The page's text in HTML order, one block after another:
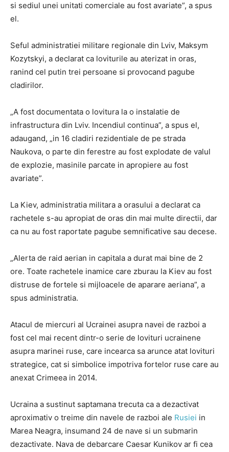
si sediul unei unitati comerciale au fost avariate”, a spus
el.
Seful administratiei militare regionale din Lviv, Maksym
Kozytskyi, a declarat ca loviturile au aterizat in oras,
ranind cel putin trei persoane si provocand pagube
cladirilor.
„A fost documentata o lovitura la o instalatie de
infrastructura din Lviv. Incendiul continua”, a spus el,
adaugand, „in 16 cladiri rezidentiale de pe strada
Naukova, o parte din ferestre au fost explodate de valul
de explozie, masinile parcate in apropiere au fost
avariate”.
La Kiev, administratia militara a orasului a declarat ca
rachetele s-au apropiat de oras din mai multe directii, dar
ca nu au fost raportate pagube semnificative sau decese.
„Alerta de raid aerian in capitala a durat mai bine de 2
ore. Toate rachetele inamice care zburau la Kiev au fost
distruse de fortele si mijloacele de aparare aeriana”, a
spus administratia.
Atacul de miercuri al Ucrainei asupra navei de razboi a
fost cel mai recent dintr-o serie de lovituri ucrainene
asupra marinei ruse, care incearca sa arunce atat lovituri
strategice, cat si simbolice impotriva fortelor ruse care au
anexat Crimeea in 2014.
Ucraina a sustinut saptamana trecuta ca a dezactivat
aproximativ o treime din navele de razboi ale Rusiei in
Marea Neagra, insumand 24 de nave si un submarin
dezactivate. Nava de debarcare Caesar Kunikov ar fi cea